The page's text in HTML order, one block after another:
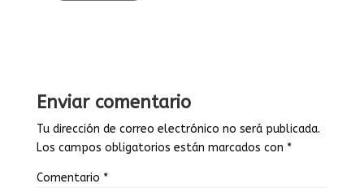
Enviar comentario
Tu dirección de correo electrónico no será publicada.
Los campos obligatorios están marcados con *
Comentario *